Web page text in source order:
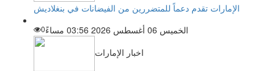
الإمارات تقدم دعماً للمتضررين من الفيضانات في بنغلاديش
الخميس 06 أغسطس 2026 03:56 مساءً
0
اخبار الإمارات